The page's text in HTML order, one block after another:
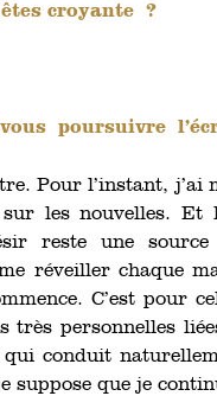
croyante ?
vouspoursuivre
Pour l’instant, j’ai
sur les nouvelles. Et
reste une
réveiller chaque
C’est pour
très personnelles
conduit
suppose que je